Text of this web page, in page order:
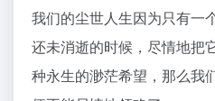
我们的尘世人生因为只有一
还未消逝的时候，尽情地把
种永生的渺茫希望，那么我